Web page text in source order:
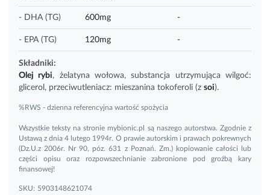
- DHA (TG) 600mg -
- EPA (TG) 120mg -
Składniki:
Olej rybi, żelatyna wołowa, substancja utrzymująca wilgoć:
glicerol, przeciwutleniacz: mieszanina tokoferoli (z soi).
%RWS - dzienna referencyjna wartość spożycia
Wszystkie teksty na stronie mybionic.pl są naszego autorstwa. Zgodnie z
Ustawą z dnia 4 lutego 1994r. O prawie autorskim i prawach pokrewnych
(Dz.U.z 2006r. Nr 90, póz. 631 z Poznań. Zm.) kopiowanie całości lub
części opisu oraz rozpowszechnianie zabronione pod groźbą kary
finansowej!
SKU: 5903148621074